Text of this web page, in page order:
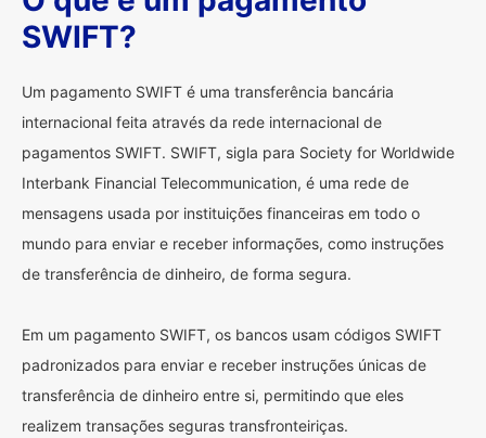
SWIFT?
Um pagamento SWIFT é uma transferência bancária
internacional feita através da rede internacional de
pagamentos SWIFT. SWIFT, sigla para Society for Worldwide
Interbank Financial Telecommunication, é uma rede de
mensagens usada por instituições financeiras em todo o
mundo para enviar e receber informações, como instruções
de transferência de dinheiro, de forma segura.
Em um pagamento SWIFT, os bancos usam códigos SWIFT
padronizados para enviar e receber instruções únicas de
transferência de dinheiro entre si, permitindo que eles
realizem transações seguras transfronteiriças.